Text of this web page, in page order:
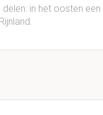
in het oosten